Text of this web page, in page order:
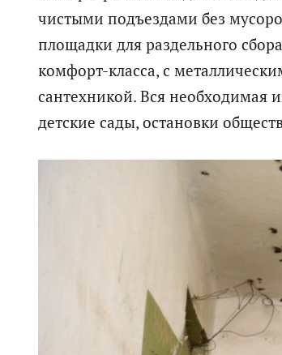
чистыми подъездами без
площадки для раздельного
комфорт-класса, с
сантехникой. Вся необходимая
детские сады, остановки